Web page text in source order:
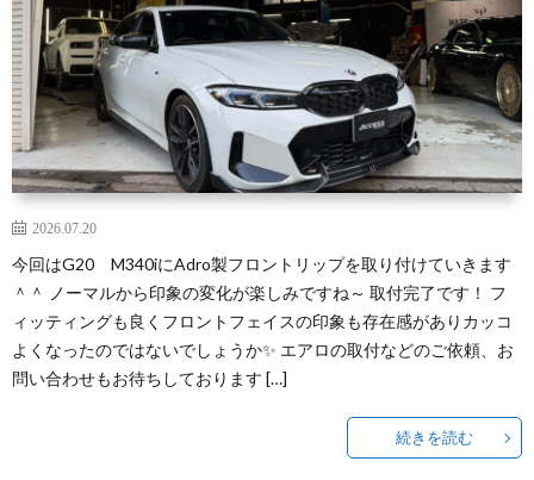
2026.07.20
今回はG20 M340iにAdro製フロントリップを取り付けていきます
＾＾ ノーマルから印象の変化が楽しみですね～ 取付完了です！ フ
ィッティングも良くフロントフェイスの印象も存在感がありカッコ
よくなったのではないでしょうか✨ エアロの取付などのご依頼、お
問い合わせもお待ちしております […]
続きを読む